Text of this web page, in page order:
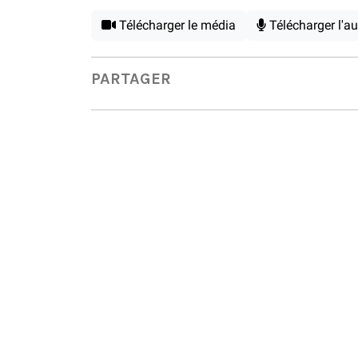
Télécharger le média Télécharger
PARTAGER